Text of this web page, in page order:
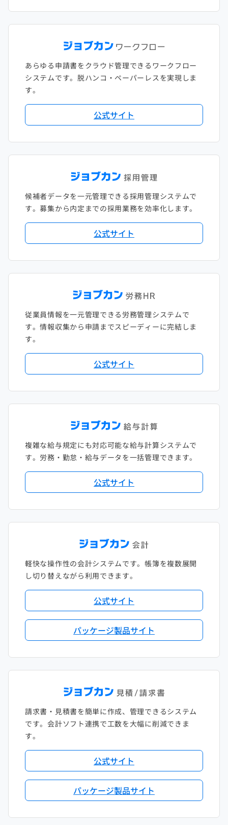
あらゆる申請書をクラウド管理できるワークフロー
システムです。脱ハンコ・ペーパーレスを実現しま
す。
公式サイト
候補者データを一元管理できる採用管理システムで
す。募集から内定までの採用業務を効率化します。
公式サイト
従業員情報を一元管理できる労務管理システムで
す。情報収集から申請までスピーディーに完結しま
す。
公式サイト
複雑な給与規定にも対応可能な給与計算システムで
す。労務・勤怠・給与データを一括管理できます。
公式サイト
軽快な操作性の会計システムです。帳簿を複数展開
し切り替えながら利用できます。
公式サイト
パッケージ製品サイト
請求書・見積書を簡単に作成、管理できるシステム
です。会計ソフト連携で工数を大幅に削減できま
す。
公式サイト
パッケージ製品サイト